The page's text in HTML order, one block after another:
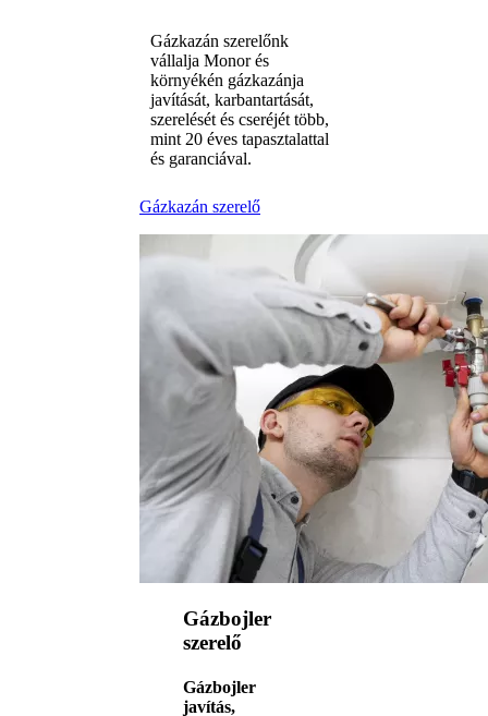
Gázkazán szerelőnk
vállalja Monor és
környékén gázkazánja
javítását, karbantartását,
szerelését és cseréjét több,
mint 20 éves tapasztalattal
és garanciával.
Gázkazán szerelő
Gázbojler
szerelő
Gázbojler
javítás,